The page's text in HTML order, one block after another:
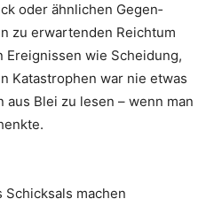
oder ähnlichen Gegen­
zu erwartenden Reichtum
Ereignissen wie Scheidung,
Katastrophen war nie etwas
Blei zu lesen – wenn man
Schicksals machen